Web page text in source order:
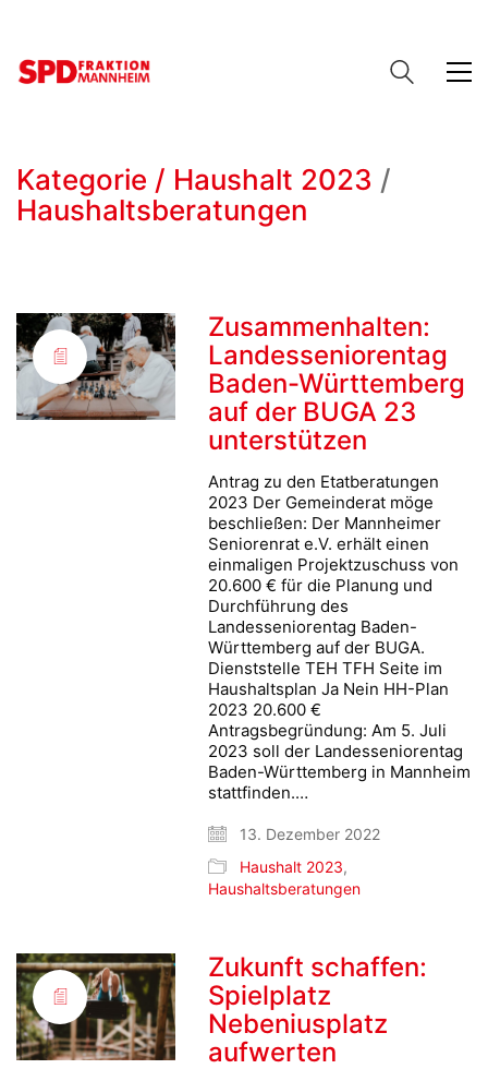
Kategorie / Haushalt 2023 /
Haushaltsberatungen
Zusammenhalten:
Landesseniorentag
Baden-Württemberg
auf der BUGA 23
unterstützen
Antrag zu den Etatberatungen
2023 Der Gemeinderat möge
beschließen: Der Mannheimer
Seniorenrat e.V. erhält einen
einmaligen Projektzuschuss von
20.600 € für die Planung und
Durchführung des
Landesseniorentag Baden-
Württemberg auf der BUGA.
Dienststelle TEH TFH Seite im
Haushaltsplan Ja Nein HH-Plan
2023 20.600 €
Antragsbegründung: Am 5. Juli
2023 soll der Landesseniorentag
Baden-Württemberg in Mannheim
stattfinden.…
13. Dezember 2022
Haushalt 2023,
Haushaltsberatungen
Zukunft schaffen:
Spielplatz
Nebeniusplatz
aufwerten